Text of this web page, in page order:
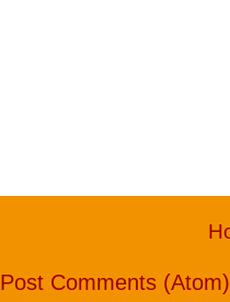
Post Comments (Atom)